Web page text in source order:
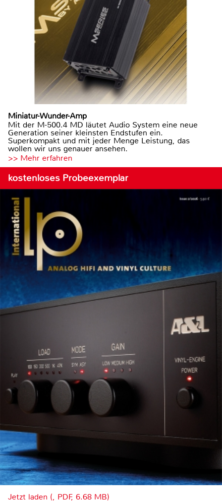
Miniatur-Wunder-Amp
Mit der M-500.4 MD läutet Audio System eine neue
Generation seiner kleinsten Endstufen ein.
Superkompakt und mit jeder Menge Leistung, das
wollen wir uns genauer ansehen.
>> Mehr erfahren
kostenloses Probeexemplar
Jetzt laden (, PDF, 6.68 MB)